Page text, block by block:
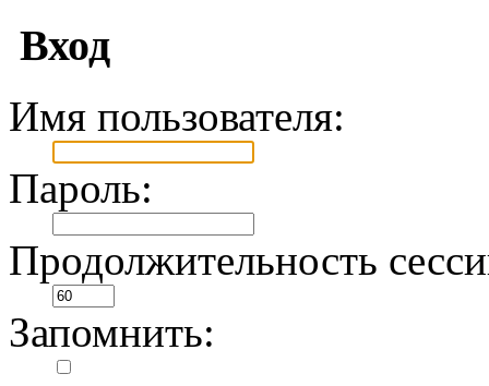
Вход
Имя пользователя:
Пароль:
Продолжительность
Запомнить: